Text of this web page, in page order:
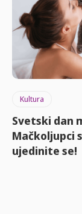
Kultura
Svetski dan
Mačkoljupci
ujedinite se!